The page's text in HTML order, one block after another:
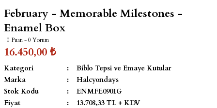
ve Aksesuarlar
Mum Yivli Kabaşon Bilezik
Elephant
February - Memorable Milestones -
Enamel Box
0 Puan - 0 Yorum
16.450,00 ₺
Kategori
Biblo Tepsi ve Emaye Kutular
Marka
Halcyondays
Stok Kodu
ENMFE0901G
Fiyat
13.708,33 TL + KDV